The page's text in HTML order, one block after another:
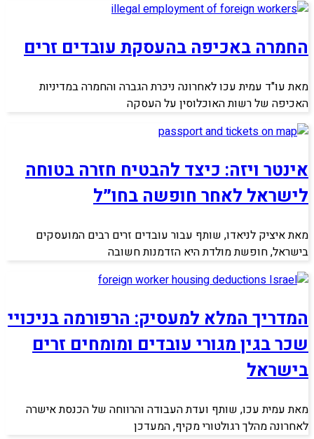
החמרה באכיפה בהעסקת עובדים זרים
מאת עו"ד עמית עכו לאחרונה ניכרת הגברה והחמרה במדיניות
האכיפה של רשות האוכלוסין על העסקה
אינטר ויזה: כיצד להבטיח חזרה בטוחה
לישראל לאחר חופשה בחו״ל
מאת איציק לניאדו, שותף עבור עובדים זרים רבים המועסקים
בישראל, חופשת מולדת היא הזדמנות חשובה
המדריך המלא למעסיק: הרפורמה בניכויי
שכר בגין מגורי עובדים ומומחים זרים
בישראל
מאת עמית עכו, שותף ועדת העבודה והרווחה של הכנסת אישרה
לאחרונה מהלך רגולטורי מקיף, המעדכן